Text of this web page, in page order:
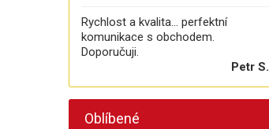
Rychlost a kvalita... perfektní
komunikace s obchodem.
Doporučuji.
Petr S.
Oblíbené